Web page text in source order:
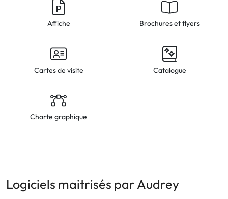
Affiche Brochures et flyers
Cartes de visite Catalogue
Charte graphique
Logiciels maitrisés par Audrey